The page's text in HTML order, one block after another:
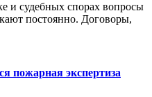
и судебных спорах вопросы
постоянно. Договоры,
пожарная экспертиза